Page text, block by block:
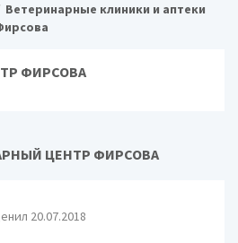
Ветеринарные клиники и аптеки
ФИРСОВА
ЦЕНТР ФИРСОВА
20.07.2018